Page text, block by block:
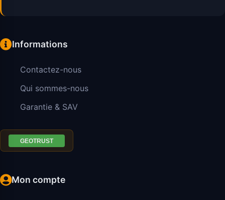
Informations
Contactez-nous
Qui sommes-nous
Garantie & SAV
Mon compte